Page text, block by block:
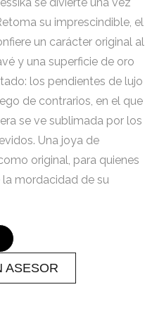
se divierte una vez
su imprescindible, el
un carácter original al
y una superficie de oro
los pendientes de lujo
de contrarios, en el que
se ve sublimada por los
Una joya de
original, para quienes
la mordacidad de su
ASESOR